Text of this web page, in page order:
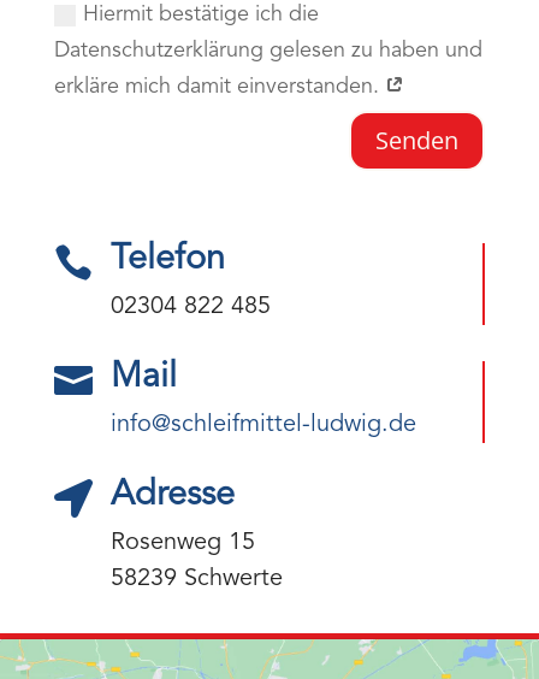
Hiermit bestätige ich die
Datenschutzerklärung gelesen zu haben und
erkläre mich damit einverstanden.
Senden
 Telefon
02304 822 485
 Mail
info@schleifmittel-ludwig.de
 Adresse
Rosenweg 15
58239 Schwerte